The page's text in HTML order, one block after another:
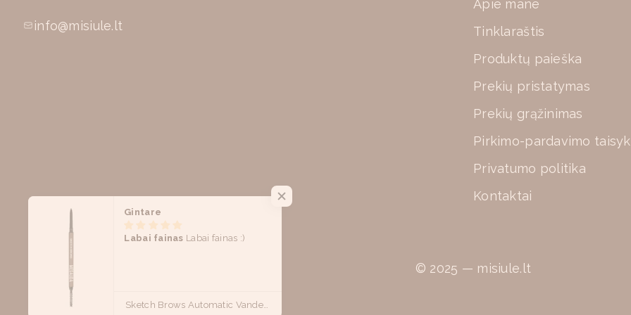
info@misiule.lt
Apie mane
Tinklaraštis
Produktų paieška
Prekių pristatymas
Prekių grąžinimas
Pirkimo-pardavimo
Privatumo politika
Kontaktai
© 2025 — misiule.lt
Gintare
Labai fainas Labai fainas :)
Sketch Brows Automatic Vandeniui Atsparus Išsukamas Antakių Pieštukas (įv. atspalvių)